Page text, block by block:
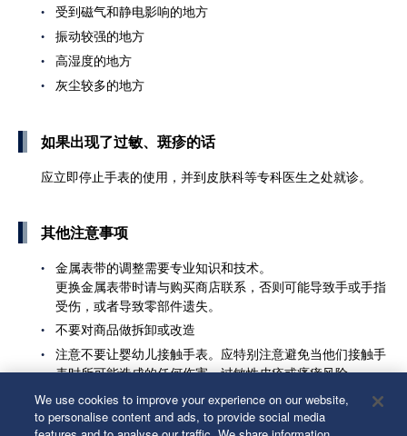
受到磁气和静电影响的地方
振动较强的地方
高湿度的地方
灰尘较多的地方
如果出现了过敏、斑疹的话
应立即停止手表的使用，并到皮肤科等专科医生之处就诊。
其他注意事项
金属表带的调整需要专业知识和技术。
更换金属表带时请与购买商店联系，否则可能导致手或手指
受伤，或者导致零部件遗失。
不要对商品做拆卸或改造
注意不要让婴幼儿接触手表。应特别注意避免当他们接触手
表时所可能造成的任何伤害、过敏性皮疹或瘙痒风险。
如果是怀表和吊坠式表的话，则应该注意绳带和表链的使用
方法。有可能会损坏衣服类或弄伤手和颈部或者勒脖子。
We use cookies to improve your experience on our website,
to personalise content and ads, to provide social media